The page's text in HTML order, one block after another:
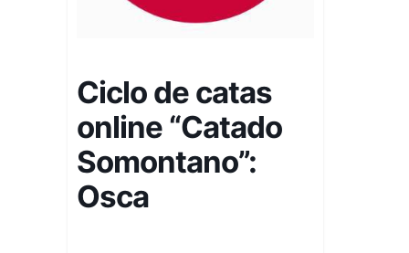
Ciclo de catas
online “Catado
Somontano”:
Osca